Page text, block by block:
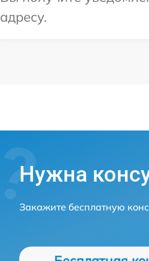
адресу.
Нужна
Закажите бесплатную